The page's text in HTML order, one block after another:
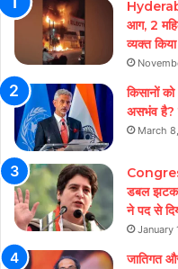
आग, 2
व्यक्त
किसानों
असभंव है?
March
डबल
ने पद से
January
जातिगत